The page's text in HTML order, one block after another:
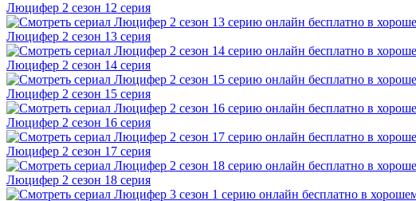
Люцифер 2 cезон 12 cерия
Люцифер 2 cезон 13 cерия
Люцифер 2 cезон 14 cерия
Люцифер 2 cезон 15 cерия
Люцифер 2 cезон 16 cерия
Люцифер 2 cезон 17 cерия
Люцифер 2 cезон 18 cерия